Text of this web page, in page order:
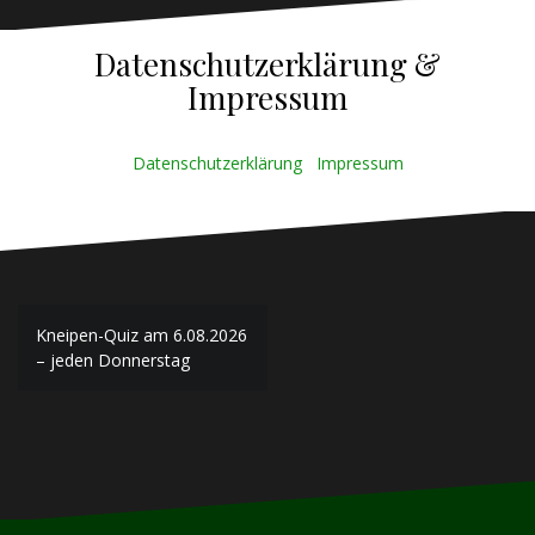
Datenschutzerklärung &
Impressum
Datenschutzerklärung Impressum
Beitragsnavigation
Kneipen-Quiz am 6.08.2026
– jeden Donnerstag